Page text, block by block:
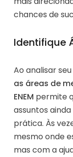
chances de
Identifique
Ao analisar
as áreas de
ENEM permite
assuntos
prática. Às
mesmo onde
mas com a